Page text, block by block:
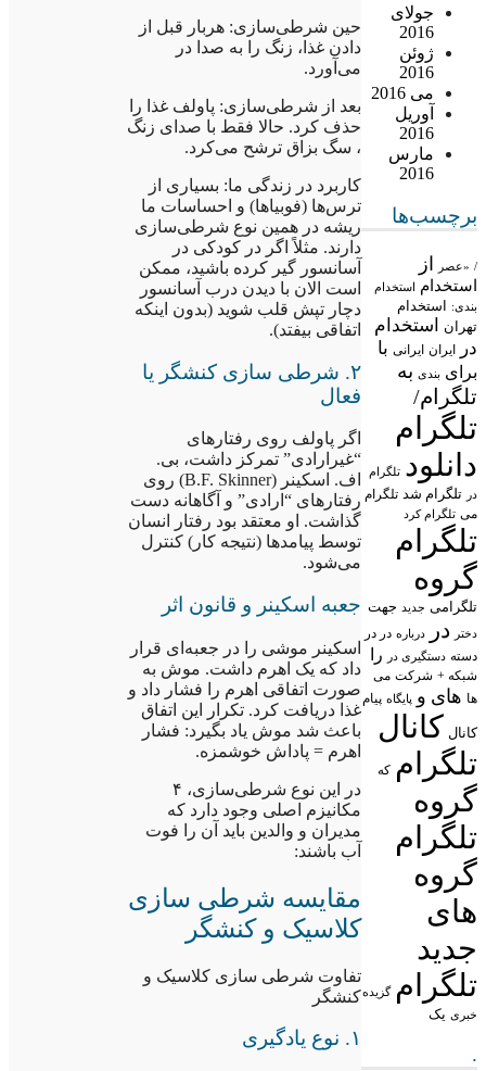
جولای
2016
ژوئن
2016
می 2016
آوریل
2016
مارس
2016
برچسب‌ها
/ «عصر از
استخدام استخدام
بندی: استخدام
تهران
استخدام
در
ایران ایرانی با
برای بندی به
تلگرام/
تلگرام
دانلود تلگرام
در تلگرام شد تلگرام
می تلگرام کرد
تلگرام
گروه
تلگرامی جدید جهت
دختر در درباره در در
دسته دستگیری در را
شبکه + شرکت می
ها های و پایگاه پیام
کانال کانال
تلگرام که
گروه
تلگرام
گروه
های
جدید
تلگرام گزیده
خبری یک
.
حین شرطی‌سازی: هربار قبل از
دادن غذا، زنگ را به صدا در
می‌آورد.
بعد از شرطی‌سازی: پاولف غذا را
حذف کرد. حالا فقط با صدای زنگ
، سگ بزاق ترشح می‌کرد.
کاربرد در زندگی ما: بسیاری از
ترس‌ها (فوبیاها) و احساسات ما
ریشه در همین نوع شرطی‌سازی
دارند. مثلاً اگر در کودکی در
آسانسور گیر کرده باشید، ممکن
است الان با دیدن درب آسانسور
دچار تپش قلب شوید (بدون اینکه
اتفاقی بیفتد).
۲. شرطی سازی کنشگر یا
فعال
اگر پاولف روی رفتارهای
“غیرارادی” تمرکز داشت، بی.
اف. اسکینر (B.F. Skinner) روی
رفتارهای “ارادی” و آگاهانه دست
گذاشت. او معتقد بود رفتار انسان
توسط پیامدها (نتیجه کار) کنترل
می‌شود.
جعبه اسکینر و قانون اثر
اسکینر موشی را در جعبه‌ای قرار
داد که یک اهرم داشت. موش به
صورت اتفاقی اهرم را فشار داد و
غذا دریافت کرد. تکرار این اتفاق
باعث شد موش یاد بگیرد: فشار
اهرم = پاداش خوشمزه.
در این نوع شرطی‌سازی، ۴
مکانیزم اصلی وجود دارد که
مدیران و والدین باید آن را فوت
آب باشند:
مقایسه شرطی سازی
کلاسیک و کنشگر
تفاوت شرطی سازی کلاسیک و
کنشگر
۱. نوع یادگیری